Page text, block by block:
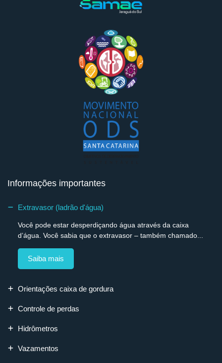
Informações importantes
Extravasor (ladrão d'água)
Você pode estar desperdiçando água através da caixa
d’água. Você sabia que o extravasor – também chamado...
Saiba mais
Orientações caixa de gordura
Controle de perdas
Hidrômetros
Vazamentos